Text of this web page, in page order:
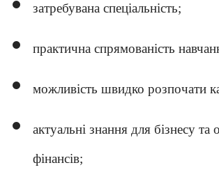
затребувана спеціальність;
практична спрямованість
можливість швидко розпочати
актуальні знання для бізнесу та
фінансів;